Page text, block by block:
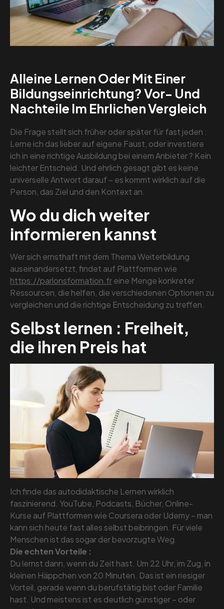
Alleine Lernen Oder Mit Einer
Bildungseinrichtung? Vor- Und
Nachteile Im Ehrlichen Vergleich
Die Frage stellt sich früher oder später für fast jeden :
Lerne ich das lieber auf eigene Faust, oder investiere
ich in eine richtige Ausbildung bei einem Anbieter ? Kein
leichter Entscheid. Und ehrlich gesagt gibt es keine
universelle Antwort darauf – es kommt wirklich auf die
Person, das Ziel und den Kontext an.
Wo du dich weiter
informieren kannst
Wer sich ernsthaft mit dem Thema Weiterbildung
auseinandersetzt, findet auf Plattformen wie
https://parlonsformation.freine Menge konkreter
Ressourcen, die helfen, die verschiedenen Optionen zu
vergleichen und die richtige Entscheidung zu treffen.
Selbst lernen : Freiheit,
die ihren Preis hat
Ich finde das autodidaktische Lernen wirklich
faszinierend. YouTube, Podcasts, Bücher, Online-
Kurse auf Plattformen wie Coursera oder Udemy – man
kann sich heute fast alles selbst beibringen. Für viele
Menschen ist das sogar der bevorzugte Weg.
Die echten Vorteile :
Du lernst dann, wenn du Zeit hast. Um 22 Uhr, im Zug, in
kleinen Häppchen von 20 Minuten. Das ist ein riesiger
Vorteil, gerade wenn du berufstätig bist oder Familie
hast. Und meistens ist es deutlich günstiger – oder